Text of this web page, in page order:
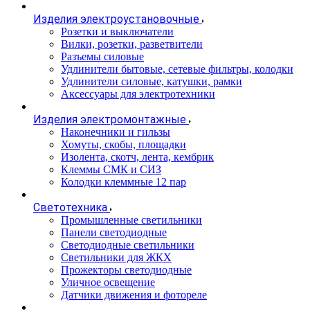
Изделия электроустановочные
Розетки и выключатели
Вилки, розетки, разветвители
Разъемы силовые
Удлинители бытовые, сетевые фильтры, колодки
Удлинители силовые, катушки, рамки
Аксессуары для электротехники
Изделия электромонтажные
Наконечники и гильзы
Хомуты, скобы, площадки
Изолента, скотч, лента, кембрик
Клеммы СМК и СИЗ
Колодки клеммные 12 пар
Светотехника
Промышленные светильники
Панели светодиодные
Светодиодные светильники
Светильники для ЖКХ
Прожекторы светодиодные
Уличное освещение
Датчики движения и фотореле